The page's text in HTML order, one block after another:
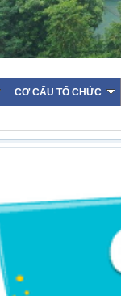
CƠ CẤU TỔ CHỨC